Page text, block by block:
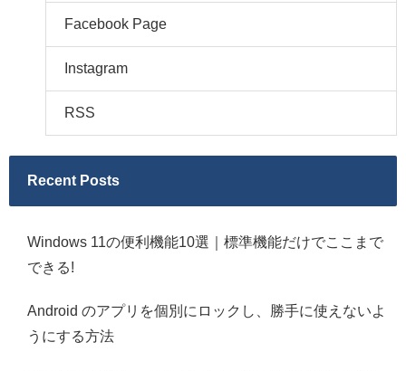
Facebook Page
Instagram
RSS
Recent Posts
Windows 11の便利機能10選｜標準機能だけでここまで
できる!
Android のアプリを個別にロックし、勝手に使えないよ
うにする方法